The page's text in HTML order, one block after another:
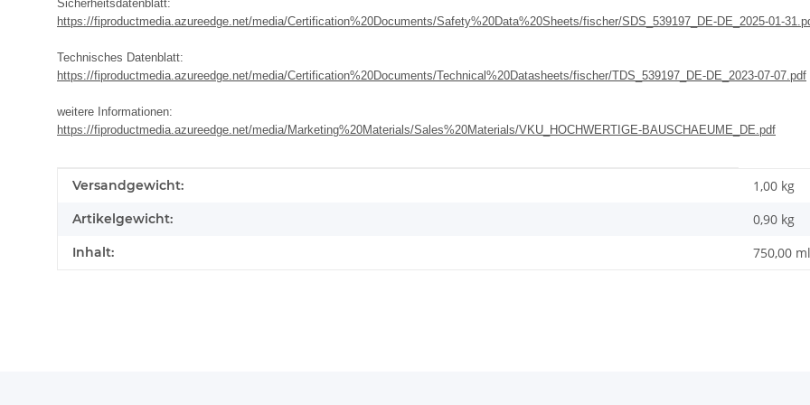
Sicherheitsdatenblatt:
https://fiproductmedia.azureedge.net/media/Certification%20Documents/Safety%20Data%20Sheets/fischer/SDS_539197_DE-DE_2025-01-
Technisches Datenblatt:
https://fiproductmedia.azureedge.net/media/Certification%20Documents/Technical%20Datasheets/fischer/TDS_539197_DE-DE_2023-07-07.pdf
weitere Informationen:
https://fiproductmedia.azureedge.net/media/Marketing%20Materials/Sales%20Materials/VKU_HOCHWERTIGE-BAUSCHAEUME_DE.pdf
Produkteigenschaft
Wert
Versandgewicht: 1,00 kg
Artikelgewicht: 0,90 kg
Inhalt: 750,00 ml